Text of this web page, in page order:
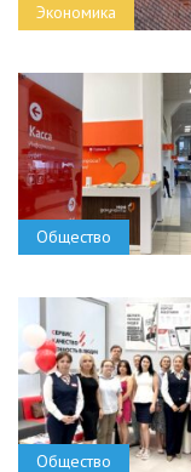
Экономика
Общество
Общество